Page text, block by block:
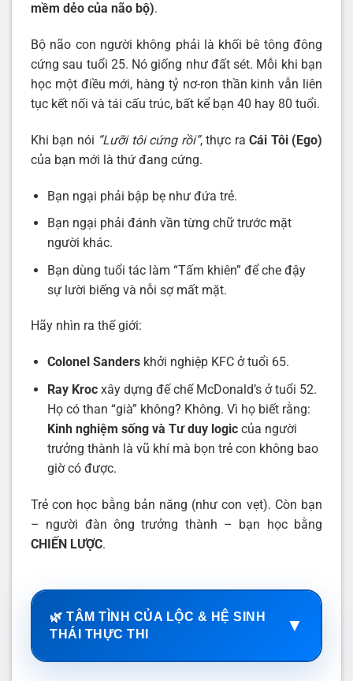
mềm dẻo của não bộ).
Bộ não con người không phải là khối bê tông đông
cứng sau tuổi 25. Nó giống như đất sét. Mỗi khi bạn
học một điều mới, hàng tỷ nơ-ron thần kinh vẫn liên
tục kết nối và tái cấu trúc, bất kể bạn 40 hay 80 tuổi.
Khi bạn nói “Lưỡi tôi cứng rồi”, thực raCái Tôi (Ego)
của bạn mới là thứ đang cứng.
Bạn ngại phải bập bẹ như đứa trẻ.
Bạn ngại phải đánh vần từng chữ trước mặt
người khác.
Bạn dùng tuổi tác làm “Tấm khiên” để che đậy
sự lười biếng và nỗi sợ mất mặt.
Hãy nhìn ra thế giới:
Colonel Sanderskhởi nghiệp KFC ở tuổi 65.
Ray Krocxây dựng đế chế McDonald’s ở tuổi 52.
Họ có than “già” không? Không. Vì họ biết rằng:
Kinh nghiệm sống và Tư duy logiccủa người
trưởng thành là vũ khí mà bọn trẻ con không bao
giờ có được.
Trẻ con học bằng bản năng (như con vẹt). Còn bạn
– người đàn ông trưởng thành – bạn học bằng
CHIẾN LƯỢC.
🌿 TÂM TÌNH CỦA LỘC & HỆ SINH
THÁI THỰC THI
▼